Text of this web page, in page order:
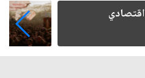
اتسعت الزيارة من هويتها